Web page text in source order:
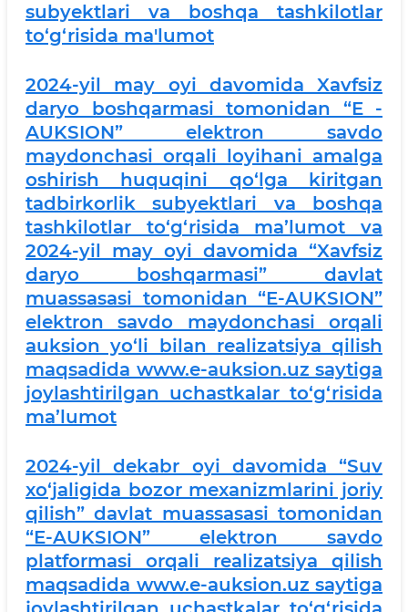
subyektlari va boshqa tashkilotlar
to‘g‘risida ma'lumot
2024-yil may oyi davomida Xavfsiz
daryo boshqarmasi tomonidan “E -
AUKSION” elektron savdo
maydonchasi orqali loyihani amalga
oshirish huquqini qo‘lga kiritgan
tadbirkorlik subyektlari va boshqa
tashkilotlar to‘g‘risida ma’lumot va
2024-yil may oyi davomida “Xavfsiz
daryo boshqarmasi” davlat
muassasasi tomonidan “E-AUKSION”
elektron savdo maydonchasi orqali
auksion yo‘li bilan realizatsiya qilish
maqsadida www.e-auksion.uz saytiga
joylashtirilgan uchastkalar to‘g‘risida
ma’lumot
2024-yil dekabr oyi davomida “Suv
xo‘jaligida bozor mexanizmlarini joriy
qilish” davlat muassasasi tomonidan
“E-AUKSION” elektron savdo
platformasi orqali realizatsiya qilish
maqsadida www.e-auksion.uz saytiga